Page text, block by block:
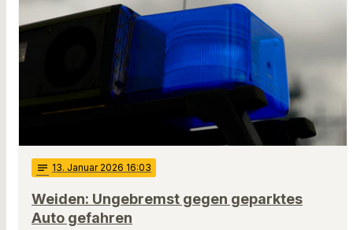
notes 13. Januar 2026 16:03
Weiden: Ungebremst gegen geparktes
Auto gefahren